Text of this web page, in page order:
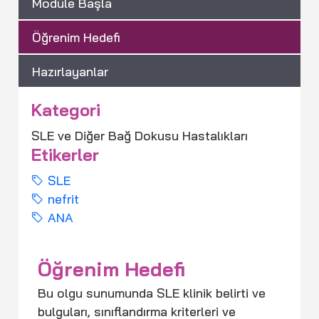
Öğrenim Hedefi
Hazırlayanlar
Kategori
SLE ve Diğer Bağ Dokusu Hastalıkları
Etikerler
SLE
nefrit
ANA
Öğrenim Hedefi
Bu olgu sunumunda SLE klinik belirti ve
bulguları, sınıflandırma kriterleri ve